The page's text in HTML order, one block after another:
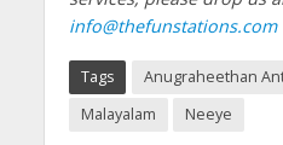
info@thefunstations.com
Tags Anugraheethan
Malayalam
Neeye